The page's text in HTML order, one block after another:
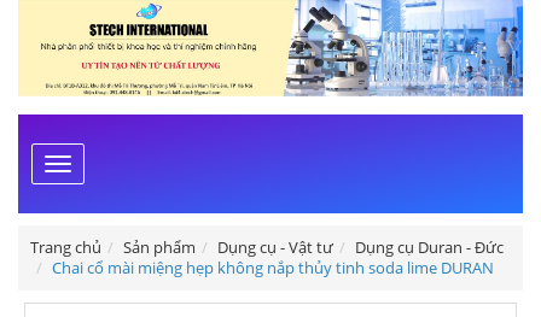
Toggle
navigation
Trang chủ Sản phẩm Dụng cụ - Vật tư
Dụng cụ Duran - Đức
Chai cổ mài miệng hẹp không nắp thủy tinh soda lime DURAN